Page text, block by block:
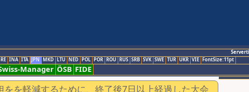
INA ITA JPN MKD LTU NED POL POR ROU RUS SRB SVK SWE TUR UKR VIE FontSize:11pt
Manager ÖSB FIDE
を軽減するために、終了後7日以上経過した大会